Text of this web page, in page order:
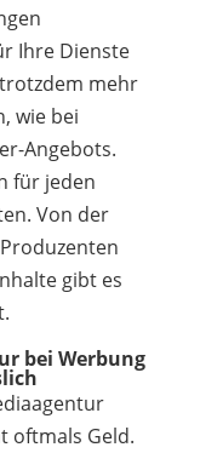
Ihre Dienste
mehr
wie bei
Angebots.
für jeden
Von der
gibt es
bei Werbung
oftmals Geld.